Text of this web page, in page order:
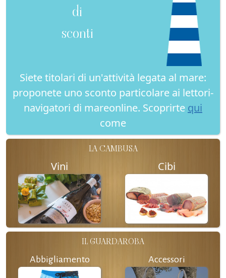
di
sconti
Siete titolari di un'attività legata al mare:
proponete uno sconto particolare ai lettori-
navigatori di mareonline. Scoprirte qui
come
LA CAMBUSA
Vini Cibi
IL GUARDAROBA
Abbigliamento Accessori